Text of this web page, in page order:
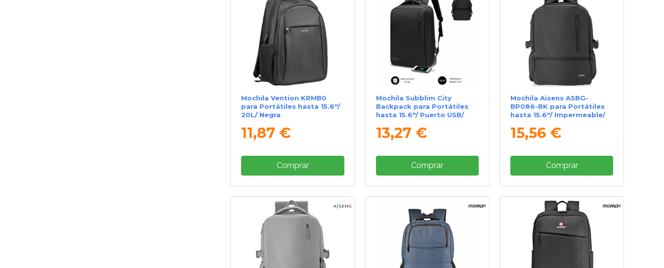
Mochila Vention KRMB0
para Portátiles hasta 15.6"/
20L/ Negra
11,87 €
Comprar
Mochila Subblim City
Backpack para Portátiles
hasta 15.6"/ Puerto USB/
13,27 €
Comprar
Mochila Aisens ASBG-
BP086-BK para Portátiles
hasta 15.6"/ Impermeable/
15,56 €
Comprar